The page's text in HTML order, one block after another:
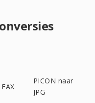
PICON naar
JPG